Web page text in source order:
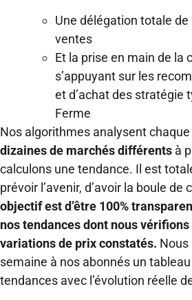
Une délégation totale
ventes
Et la prise en main de la
s’appuyant sur les
et d’achat des stratégie
Ferme
Nos algorithmes analysent
dizaines de marchés différents à
calculons une tendance. Il est
prévoir l’avenir, d’avoir la boule de
objectif est d’être 100%
nos tendances dont nous
variations de prix constatés. Nous
semaine à nos abonnés un
tendances avec l’évolution réelle